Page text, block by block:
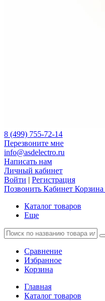
8 (499) 755-72-14
Перезвоните мне
info@asdelectro.ru
Написать нам
Личный кабинет
Войти | Регистрация
Позвонить Кабинет Корзина
Каталог товаров
Еще
Сравнение
Избранное
Корзина
Главная
Каталог товаров